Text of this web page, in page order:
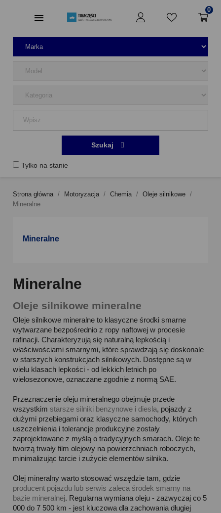
0
Tylko na stanie
Szukaj
Strona główna Motoryzacja Chemia
Oleje silnikowe
Mineralne
Mineralne
Mineralne
Oleje silnikowe mineralne
Oleje silnikowe mineralne to klasyczne środki smarne
wytwarzane bezpośrednio z ropy naftowej w procesie
rafinacji. Charakteryzują się naturalną lepkością i
właściwościami smarnymi, które sprawdzają się doskonale
w starszych konstrukcjach silnikowych. Dostępne są w
wielu klasach lepkości - od lekkich letnich po
wielosezonowe, oznaczane zgodnie z normą SAE.
Przeznaczenie oleju mineralnego obejmuje przede
wszystkimstarsze silniki benzynowe i diesla, pojazdy z
dużymi przebiegami oraz klasyczne samochody, których
uszczelnienia i tolerancje produkcyjne zostały
zaprojektowane z myślą o tradycyjnych smarach. Oleje te
tworzą trwały film olejowy na powierzchniach roboczych,
minimalizując tarcie i zużycie elementów silnika.
Olej mineralny warto stosować wszędzie tam, gdzie
producent pojazdu lub serwis zaleca środek smarny na
bazie mineralnej. Regularna wymiana oleju - zazwyczaj co 5
000 do 7 500 km - jest kluczowa dla zachowania długiej